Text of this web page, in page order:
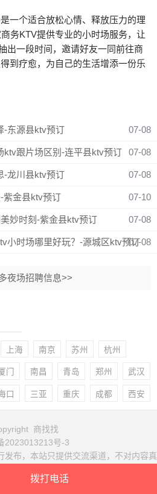
一个适合放松心情、释放压力的理
务KTV提供专业的小时场服务，让
出一段时间，邀请好友一同前往商
到疗愈，为自己的生活增添一份乐
-东源县ktv预订 07-08
ktv跟片场区别-连平县ktv预订 07-08
-龙川县ktv预订 07-08
紫金县ktv预订 07-10
妙时刻-紫金县ktv预订 07-08
小时场哪里好玩？-源城区ktv预订07-08
夜场招聘信息>>
上海 南京 苏州 杭州
门 南昌 青岛 郑州 武汉
口 三亚 重庆 成都 西安
商找找
2023013213号-3
发布，本站只提供交流渠道，不对内容真
拨打电话